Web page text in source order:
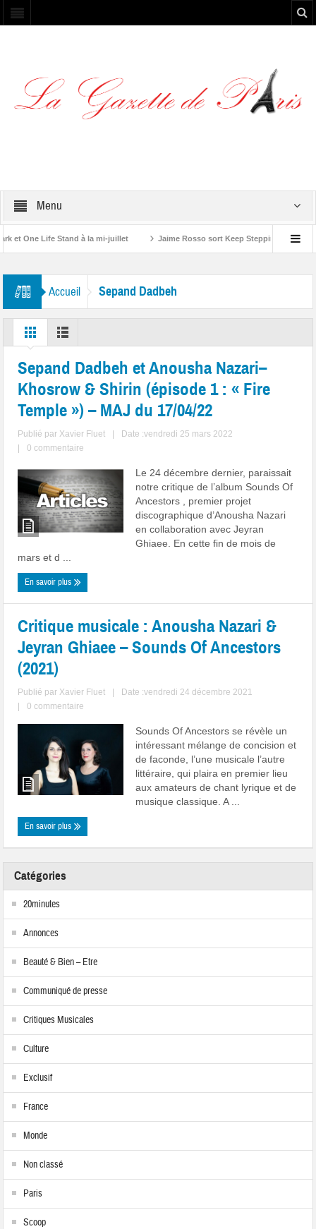
Menu
et One Life Stand à la mi-juillet Jaime Rosso sort Keep Stepping, son
Accueil Sepand Dadbeh
Sepand Dadbeh et Anousha Nazari–
Khosrow & Shirin (épisode 1 : « Fire
Temple ») – MAJ du 17/04/22
Publié par Xavier Fluet
Date :vendredi 25 mars 2022
0 commentaire
Le 24 décembre dernier, paraissait
notre critique de l’album Sounds Of
Ancestors , premier projet
discographique d’Anousha Nazari
en collaboration avec Jeyran
Ghiaee. En cette fin de mois de
mars et d ...
En savoir plus
Critique musicale : Anousha Nazari &
Jeyran Ghiaee – Sounds Of Ancestors
(2021)
Publié par Xavier Fluet
Date :vendredi 24 décembre 2021
0 commentaire
Sounds Of Ancestors se révèle un
intéressant mélange de concision et
de faconde, l’une musicale l’autre
littéraire, qui plaira en premier lieu
aux amateurs de chant lyrique et de
musique classique. A ...
En savoir plus
Catégories
20minutes
Annonces
Beauté & Bien – Etre
Communiqué de presse
Critiques Musicales
Culture
Exclusif
France
Monde
Non classé
Paris
Scoop